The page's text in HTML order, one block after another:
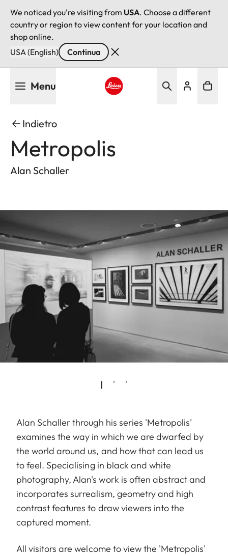
We noticed you're visiting from USA. Choose a different
country or region to view content for your location and
shop online.
USA (English)
Continua
Menu
Indietro
Metropolis
Alan Schaller
Alan Schaller through his series 'Metropolis'
examines the way in which we are dwarfed by
the world around us, and how that can lead us
to feel. Specialising in black and white
photography, Alan's work is often abstract and
incorporates surrealism, geometry and high
contrast features to draw viewers into the
captured moment.
All visitors are welcome to view the 'Metropolis'